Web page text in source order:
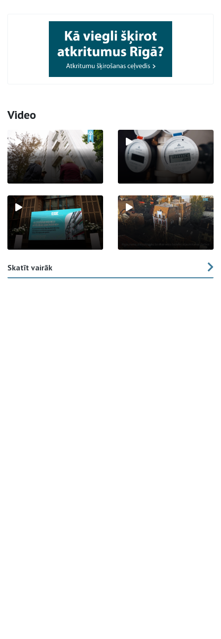
Video
Skatīt vairāk